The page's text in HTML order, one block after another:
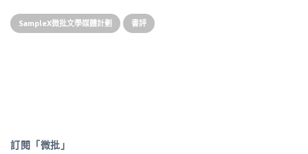
SampleX微批文學媒體計劃 書評
訂閱「微批」